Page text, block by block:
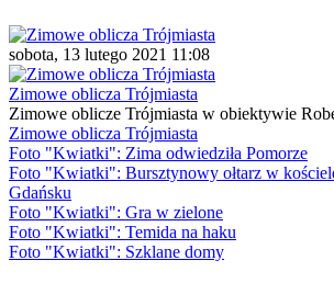
sobota, 13 lutego 2021 11:08
Zimowe oblicza Trójmiasta
Zimowe oblicze Trójmiasta w obiektywie
Zimowe oblicza Trójmiasta
Foto "Kwiatki": Zima odwiedziła Pomorze
Foto "Kwiatki": Bursztynowy ołtarz w
Gdańsku
Foto "Kwiatki": Gra w zielone
Foto "Kwiatki": Temida na haku
Foto "Kwiatki": Szklane domy